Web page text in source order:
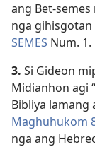
ang Bet-semes
nga gihisgotan
SEMES Num. 1.
3. Si Gideon
Midianhon agi
Bibliya
Maghuhukom
nga ang